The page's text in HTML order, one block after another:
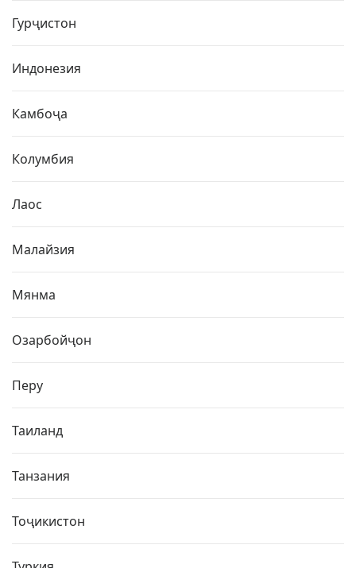
Гурҷистон
Индонезия
Камбоҷа
Колумбия
Лаос
Малайзия
Мянма
Озарбойҷон
Перу
Таиланд
Танзания
Тоҷикистон